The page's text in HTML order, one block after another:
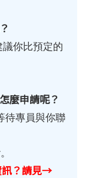
你比預定的
麼申請呢？
待專員與你聯
訊？請見→